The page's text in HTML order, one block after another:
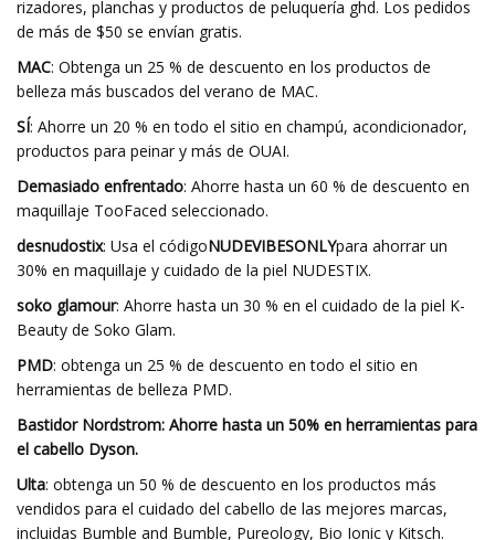
rizadores, planchas y productos de peluquería ghd. Los pedidos
de más de $50 se envían gratis.
MAC: Obtenga un 25 % de descuento en los productos de
belleza más buscados del verano de MAC.
SÍ: Ahorre un 20 % en todo el sitio en champú, acondicionador,
productos para peinar y más de OUAI.
Demasiado enfrentado: Ahorre hasta un 60 % de descuento en
maquillaje TooFaced seleccionado.
desnudostix: Usa el códigoNUDEVIBESONLYpara ahorrar un
30% en maquillaje y cuidado de la piel NUDESTIX.
soko glamour: Ahorre hasta un 30 % en el cuidado de la piel K-
Beauty de Soko Glam.
PMD: obtenga un 25 % de descuento en todo el sitio en
herramientas de belleza PMD.
Bastidor Nordstrom: Ahorre hasta un 50% en herramientas para
el cabello Dyson.
Ulta: obtenga un 50 % de descuento en los productos más
vendidos para el cuidado del cabello de las mejores marcas,
incluidas Bumble and Bumble, Pureology, Bio Ionic y Kitsch.